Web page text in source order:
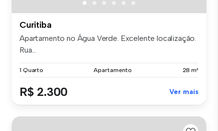
Curitiba
Apartamento no Água Verde. Excelente localização.
Rua...
1 Quarto Apartamento 28 m²
R$ 2.300 Ver mais